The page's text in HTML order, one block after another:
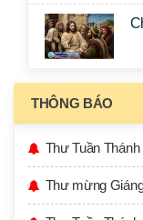
THÔNG BÁO
Thư Tuần
Thư mừng